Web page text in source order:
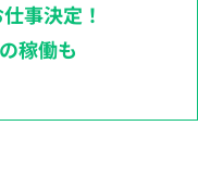
事決定！
稼働も